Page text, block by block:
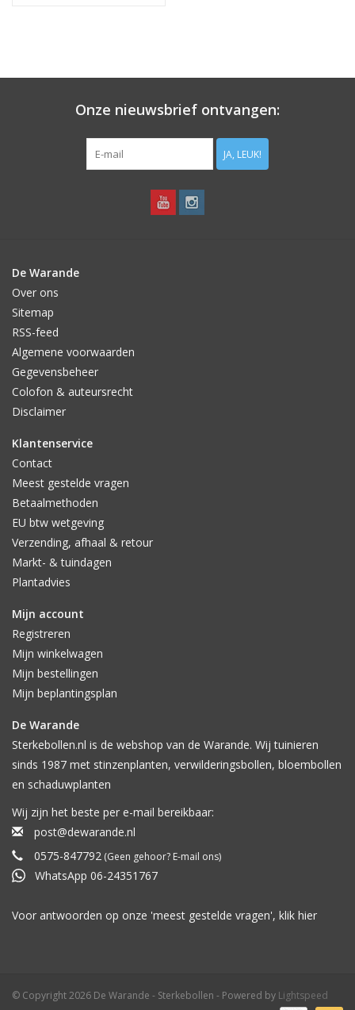
Onze nieuwsbrief ontvangen:
JA, LEUK!
De Warande
Over ons
Sitemap
RSS-feed
Algemene voorwaarden
Gegevensbeheer
Colofon & auteursrecht
Disclaimer
Klantenservice
Contact
Meest gestelde vragen
Betaalmethoden
EU btw wetgeving
Verzending, afhaal & retour
Markt- & tuindagen
Plantadvies
Mijn account
Registreren
Mijn winkelwagen
Mijn bestellingen
Mijn beplantingsplan
De Warande
Sterkebollen.nl is de webshop van de Warande. Wij tuinieren
sinds 1987 met stinzenplanten, verwilderingsbollen, bloembollen
en schaduwplanten
Wij zijn het beste per e-mail bereikbaar:
post@dewarande.nl
0575-847792 (Geen gehoor? E-mail ons)
WhatsApp 06-24351767
Voor antwoorden op onze 'meest gestelde vragen', klik hier
© Copyright 2026 De Warande - Sterkebollen - Powered by Lightspeed